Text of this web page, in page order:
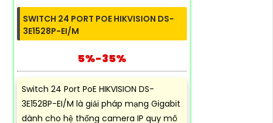
SWITCH 24 PORT POE HIKVISION DS-
3E1528P-EI/M
5%-35%
Switch 24 Port PoE HIKVISION DS-
3E1528P-EI/M là giải pháp mạng Gigabit
dành cho hệ thống camera IP quy mô